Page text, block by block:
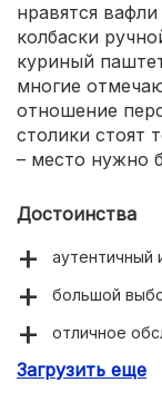
нравятся
колбаски
куриный
многие
отношение
столики стоят
– место нужно
Достоинства
аутентичный
большой
отличное
вкусная еда;
Загрузить еще